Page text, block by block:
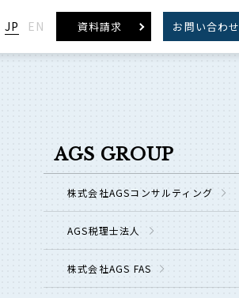
JP EN 資料請求 お問い合わせ
AGS GROUP
株式会社AGSコンサルティング
AGS税理士法人
株式会社AGS FAS